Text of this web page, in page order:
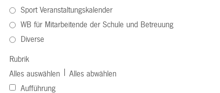
Sport Veranstaltungskalender
WB für Mitarbeitende der Schule und Betreuung
Diverse
Rubrik
Alles auswählen
Alles abwählen
Aufführung